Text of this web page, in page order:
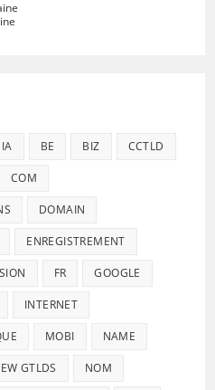
BE BIZ CCTLD
COM
DOMAIN
ENREGISTREMENT
FR GOOGLE
INTERNET
MOBI NAME
GTLDS NOM